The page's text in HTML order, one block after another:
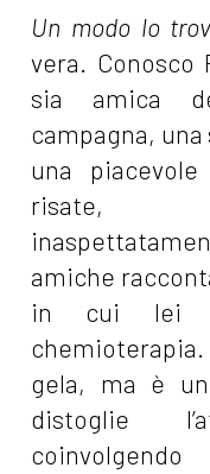
Un modo lo
vera. Conosco
sia amica
campagna,
una
risate,
amiche
in cui lei
chemioterapia.
gela, ma è
distoglie